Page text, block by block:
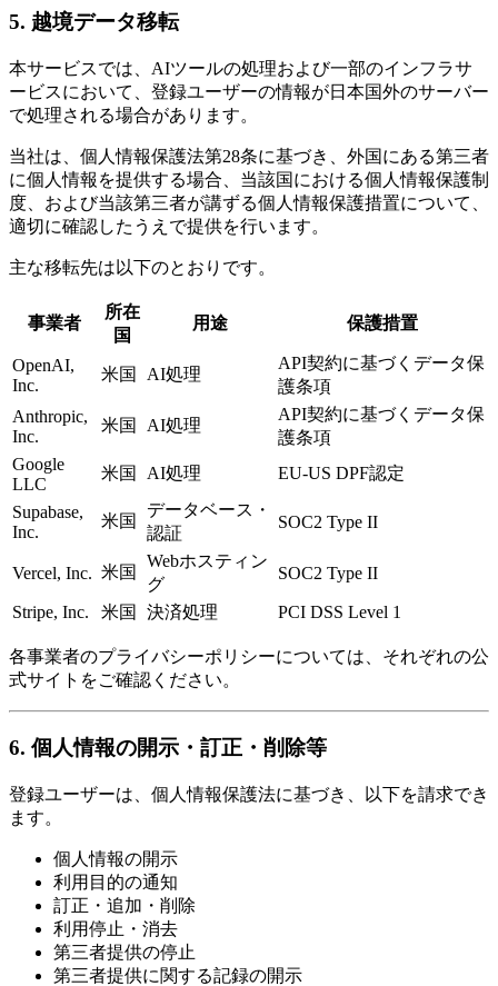
5. 越境データ移転
本サービスでは、AIツールの処理および一部のインフラサ
ービスにおいて、登録ユーザーの情報が日本国外のサーバー
で処理される場合があります。
当社は、個人情報保護法第28条に基づき、外国にある第三者
に個人情報を提供する場合、当該国における個人情報保護制
度、および当該第三者が講ずる個人情報保護措置について、
適切に確認したうえで提供を行います。
主な移転先は以下のとおりです。
事業者
所在
国
用途 保護措置
OpenAI,
Inc.
米国 AI処理
API契約に基づくデータ保
護条項
Anthropic,
Inc.
米国 AI処理
API契約に基づくデータ保
護条項
Google
LLC
米国 AI処理 EU-US DPF認定
Supabase,
Inc.
米国
データベース・
認証
SOC2 Type II
Vercel, Inc. 米国
Webホスティン
グ
SOC2 Type II
Stripe, Inc. 米国 決済処理 PCI DSS Level 1
各事業者のプライバシーポリシーについては、それぞれの公
式サイトをご確認ください。
6. 個人情報の開示・訂正・削除等
登録ユーザーは、個人情報保護法に基づき、以下を請求でき
ます。
個人情報の開示
利用目的の通知
訂正・追加・削除
利用停止・消去
第三者提供の停止
第三者提供に関する記録の開示